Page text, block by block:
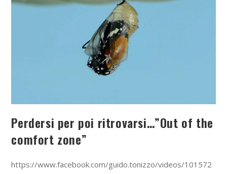
Perdersi per poi ritrovarsi…”Out of the
comfort zone”
https://www.facebook.com/guido.tonizzo/videos/101572